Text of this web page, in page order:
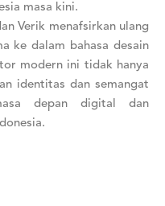
masa kini.
Verik menafsirkan ulang
ke dalam bahasa desain
modern ini tidak hanya
identitas dan semangat
depan digital dan